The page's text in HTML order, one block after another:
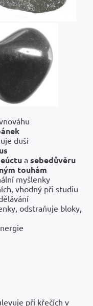
duši
a sebedůvěru
touhám
myšlenky
vhodný při studiu
odstraňuje bloky,
při křečích v